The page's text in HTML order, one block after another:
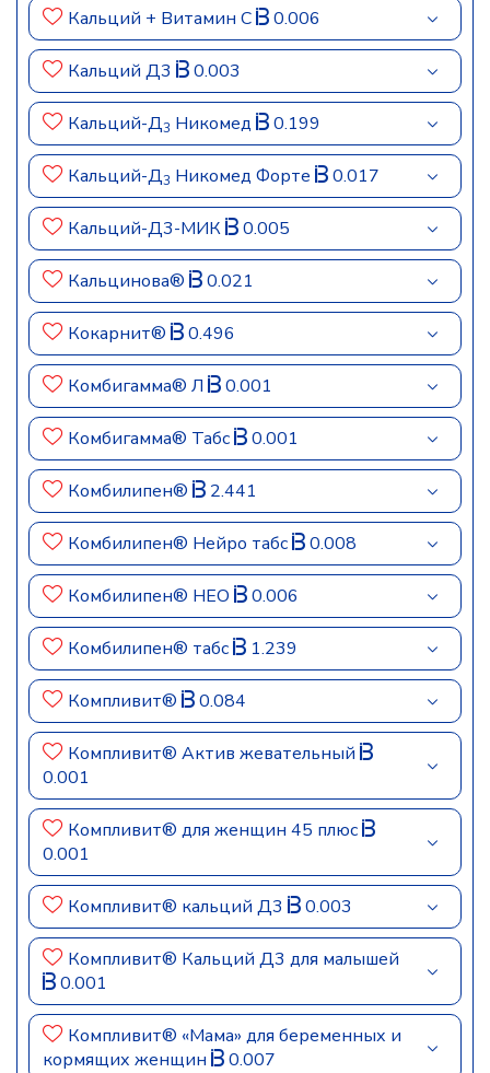
Кальций + Витамин C 0.006
Кальций Д3 0.003
Кальций-Д3 Никомед 0.199
Кальций-Д3 Никомед Форте 0.017
Кальций-Д3-МИК 0.005
Кальцинова® 0.021
Кокарнит® 0.496
Комбигамма® Л 0.001
Комбигамма® Табс 0.001
Комбилипен® 2.441
Комбилипен® Нейро табс 0.008
Комбилипен® НЕО 0.006
Комбилипен® табс 1.239
Компливит® 0.084
Компливит® Актив жевательный
0.001
Компливит® для женщин 45 плюс
0.001
Компливит® кальций Д3 0.003
Компливит® Кальций Д3 для малышей
0.001
Компливит® «Мама» для беременных и
кормящих женщин
0.007